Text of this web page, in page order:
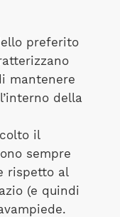
preferito
mantenere
della
il
sempre
rispetto al
(e quindi